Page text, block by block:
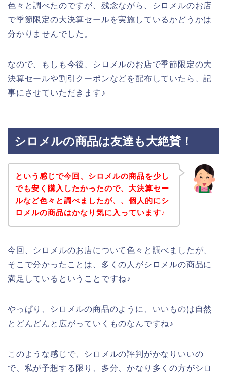
色々と調べたのですが、残念ながら、シロメルのお店
で季節限定の大決算セールを実施しているかどうかは
分かりませんでした。
なので、もしも今後、シロメルのお店で季節限定の大
決算セールや割引クーポンなどを配布していたら、記
事にさせていただきます♪
シロメルの商品は友達も大絶賛！
という感じで今回、シロメルの商品を少し
でも安く購入したかったので、大決算セー
ルなど色々と調べましたが、、個人的にシ
ロメルの商品はかなり気に入っています♪
今回、シロメルのお店について色々と調べましたが、
そこで分かったことは、多くの人がシロメルの商品に
満足しているということですね♪
やっぱり、シロメルの商品のように、いいものは自然
とどんどんと広がっていくものなんですね♪
このような感じで、シロメルの評判がかなりいいの
で、私が予想する限り、多分、かなり多くの方がシロ